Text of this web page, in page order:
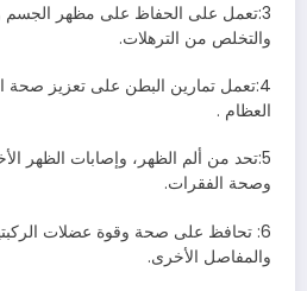
3:تعمل على الحفاظ على مظهر الجسم
والتخلص من الترهلات.
4:تعمل تمارين البطن على تعزيز صحة
العظام .
5:تحد من ألم الظهر، وإصابات الظهر
وصحة الفقرات.
6: تحافظ على صحة وقوة عضلات
والمفاصل الأخرى.